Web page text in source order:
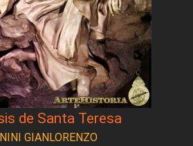
de Santa Teresa
GIANLORENZO